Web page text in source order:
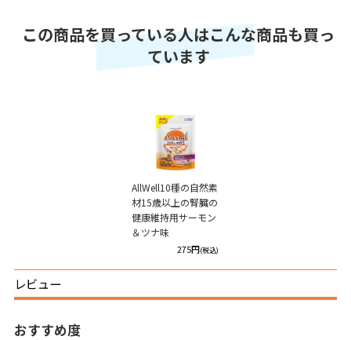
この商品を買っている人はこんな商品も買っ
ています
AllWell10種の自然素
材15歳以上の腎臓の
健康維持用サーモン
＆ツナ味
275円(税込)
レビュー
おすすめ度